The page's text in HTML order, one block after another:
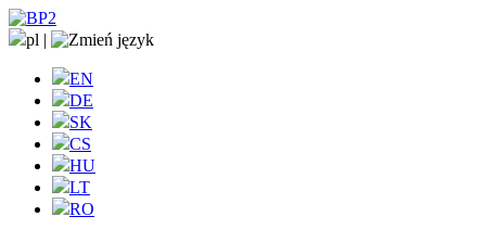
pl |
EN
DE
SK
CS
HU
LT
RO